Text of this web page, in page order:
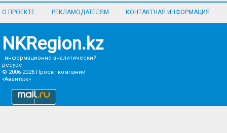
О ПРОЕКТЕ РЕКЛАМОДАТЕЛЯМ КОНТАКТНАЯ ИНФОРМАЦИЯ
NKRegion.kz
информационно-аналитический
ресурс
© 2006-2026 Проект компании
«Авантаж»